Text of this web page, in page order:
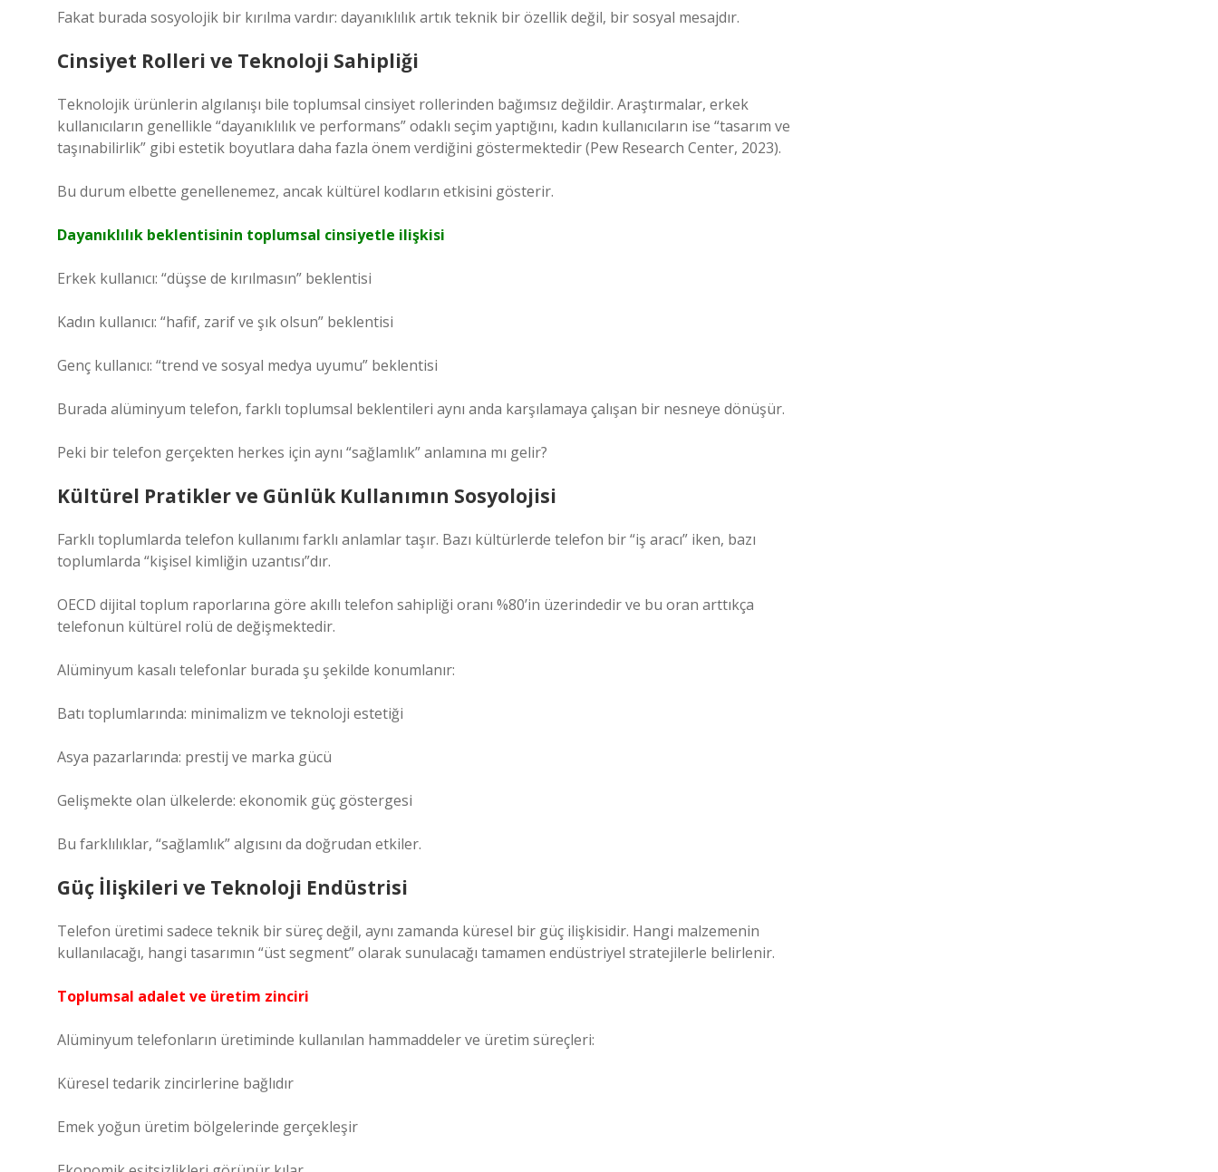
Fakat burada sosyolojik bir kırılma vardır: dayanıklılık artık teknik bir özellik değil, bir sosyal mesajdır.
Cinsiyet Rolleri ve Teknoloji Sahipliği
Teknolojik ürünlerin algılanışı bile toplumsal cinsiyet rollerinden bağımsız değildir. Araştırmalar, erkek
kullanıcıların genellikle “dayanıklılık ve performans” odaklı seçim yaptığını, kadın kullanıcıların ise “tasarım ve
taşınabilirlik” gibi estetik boyutlara daha fazla önem verdiğini göstermektedir (Pew Research Center, 2023).
Bu durum elbette genellenemez, ancak kültürel kodların etkisini gösterir.
Dayanıklılık beklentisinin toplumsal cinsiyetle ilişkisi
Erkek kullanıcı: “düşse de kırılmasın” beklentisi
Kadın kullanıcı: “hafif, zarif ve şık olsun” beklentisi
Genç kullanıcı: “trend ve sosyal medya uyumu” beklentisi
Burada alüminyum telefon, farklı toplumsal beklentileri aynı anda karşılamaya çalışan bir nesneye dönüşür.
Peki bir telefon gerçekten herkes için aynı “sağlamlık” anlamına mı gelir?
Kültürel Pratikler ve Günlük Kullanımın Sosyolojisi
Farklı toplumlarda telefon kullanımı farklı anlamlar taşır. Bazı kültürlerde telefon bir “iş aracı” iken, bazı
toplumlarda “kişisel kimliğin uzantısı”dır.
OECD dijital toplum raporlarına göre akıllı telefon sahipliği oranı %80’in üzerindedir ve bu oran arttıkça
telefonun kültürel rolü de değişmektedir.
Alüminyum kasalı telefonlar burada şu şekilde konumlanır:
Batı toplumlarında: minimalizm ve teknoloji estetiği
Asya pazarlarında: prestij ve marka gücü
Gelişmekte olan ülkelerde: ekonomik güç göstergesi
Bu farklılıklar, “sağlamlık” algısını da doğrudan etkiler.
Güç İlişkileri ve Teknoloji Endüstrisi
Telefon üretimi sadece teknik bir süreç değil, aynı zamanda küresel bir güç ilişkisidir. Hangi malzemenin
kullanılacağı, hangi tasarımın “üst segment” olarak sunulacağı tamamen endüstriyel stratejilerle belirlenir.
Toplumsal adalet ve üretim zinciri
Alüminyum telefonların üretiminde kullanılan hammaddeler ve üretim süreçleri:
Küresel tedarik zincirlerine bağlıdır
Emek yoğun üretim bölgelerinde gerçekleşir